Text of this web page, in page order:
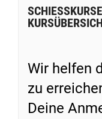
Wir helfen
zu
Deine